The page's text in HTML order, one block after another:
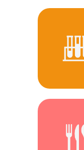
環境技術で世界
「これからの